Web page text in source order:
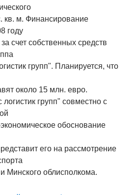
кв. м. Финансирование
году
счет собственных средств
групп". Планируется, что
около 15 млн. евро.
групп" совместно с
обоснование
его на рассмотрение
Минского облисполкома.